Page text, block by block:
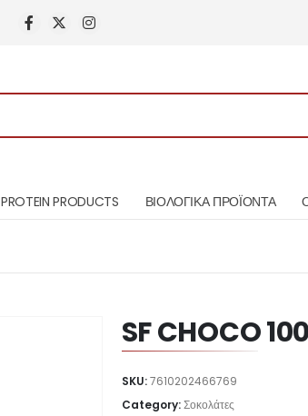
PROTEIN PRODUCTS ΒΙΟΛΟΓΙΚΑ ΠΡΟΪΟΝΤΑ
SF CHOCO
SKU:7610202466769
Category:Σοκολάτες